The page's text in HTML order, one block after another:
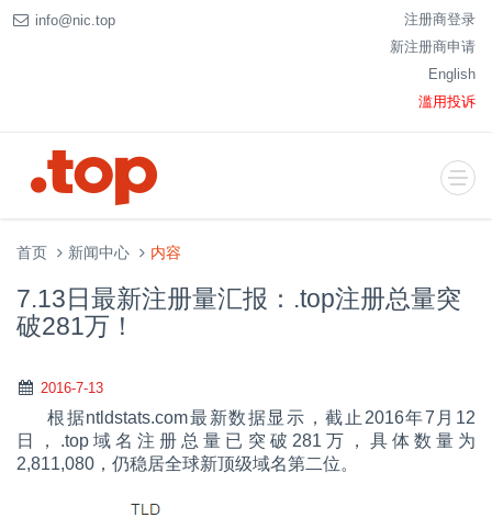
info@nic.top
注册商登录
新注册商申请
English
滥用投诉
首页 新闻中心 内容
7.13日最新注册量汇报：.top注册总量突
破281万！
2016-7-13
根据ntldstats.com最新数据显示，截止2016年7月12
日，.top域名注册总量已突破281万，具体数量为
2,811,080，仍稳居全球新顶级域名第二位。